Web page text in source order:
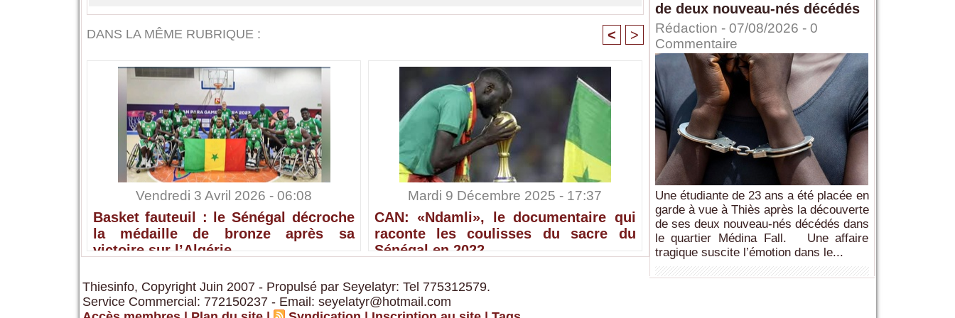
DANS LA MÊME RUBRIQUE : < >
Vendredi 3 Avril 2026 - 06:08
Basket fauteuil : le Sénégal décroche
la médaille de bronze après sa
victoire sur l’Algérie
Mardi 9 Décembre 2025 - 17:37
CAN: «Ndamli», le documentaire qui
raconte les coulisses du sacre du
Sénégal en 2022
de deux nouveau-nés décédés
Rédaction - 07/08/2026 - 0
Commentaire
Une étudiante de 23 ans a été placée en
garde à vue à Thiès après la découverte
de ses deux nouveau-nés décédés dans
le quartier Médina Fall. Une affaire
tragique suscite l’émotion dans le...
Thiesinfo, Copyright Juin 2007 - Propulsé par Seyelatyr: Tel 775312579.
Service Commercial: 772150237 - Email: seyelatyr@hotmail.com